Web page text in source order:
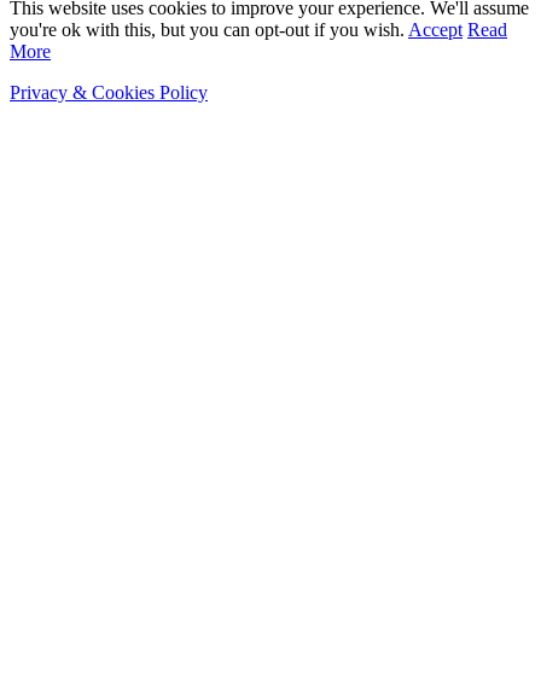
This website uses cookies to improve your experience. We'll assume
you're ok with this, but you can opt-out if you wish. Accept Read
More
Privacy & Cookies Policy